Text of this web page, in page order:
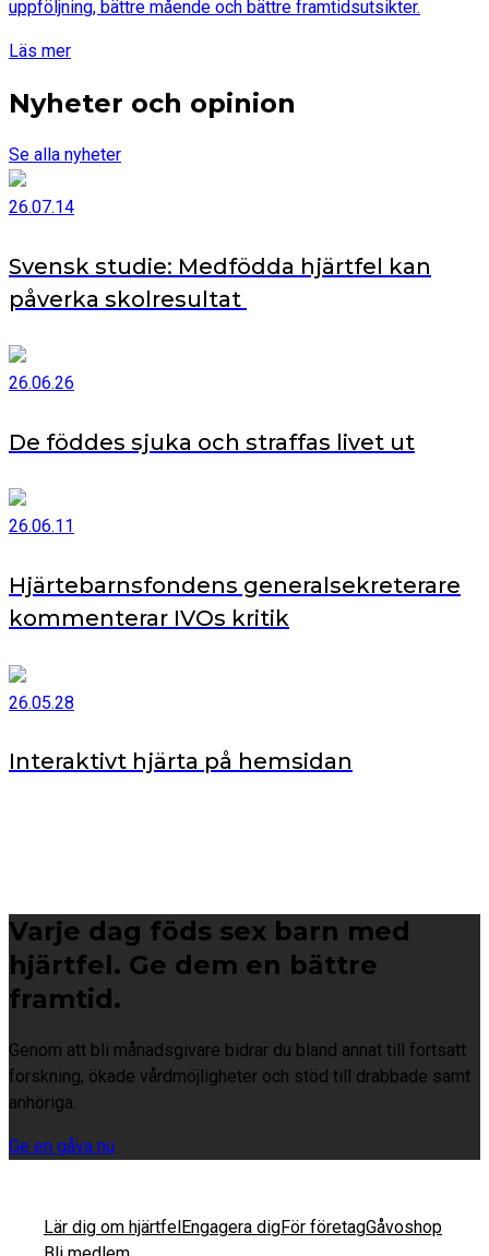
uppföljning, bättre mående och bättre framtidsutsikter.
Läs mer
Nyheter och opinion
Se alla nyheter
26.07.14
Svensk studie: Medfödda hjärtfel kan
påverka skolresultat
26.06.26
De föddes sjuka och straffas livet ut
26.06.11
Hjärtebarnsfondens generalsekreterare
kommenterar IVOs kritik
26.05.28
Interaktivt hjärta på hemsidan
Varje dag föds sex barn med
hjärtfel. Ge dem en bättre
framtid.
Genom att bli månadsgivare bidrar du bland annat till fortsatt
forskning, ökade vårdmöjligheter och stöd till drabbade samt
anhöriga.
Ge en gåva nu
Lär dig om hjärtfelEngagera digFör företagGåvoshop